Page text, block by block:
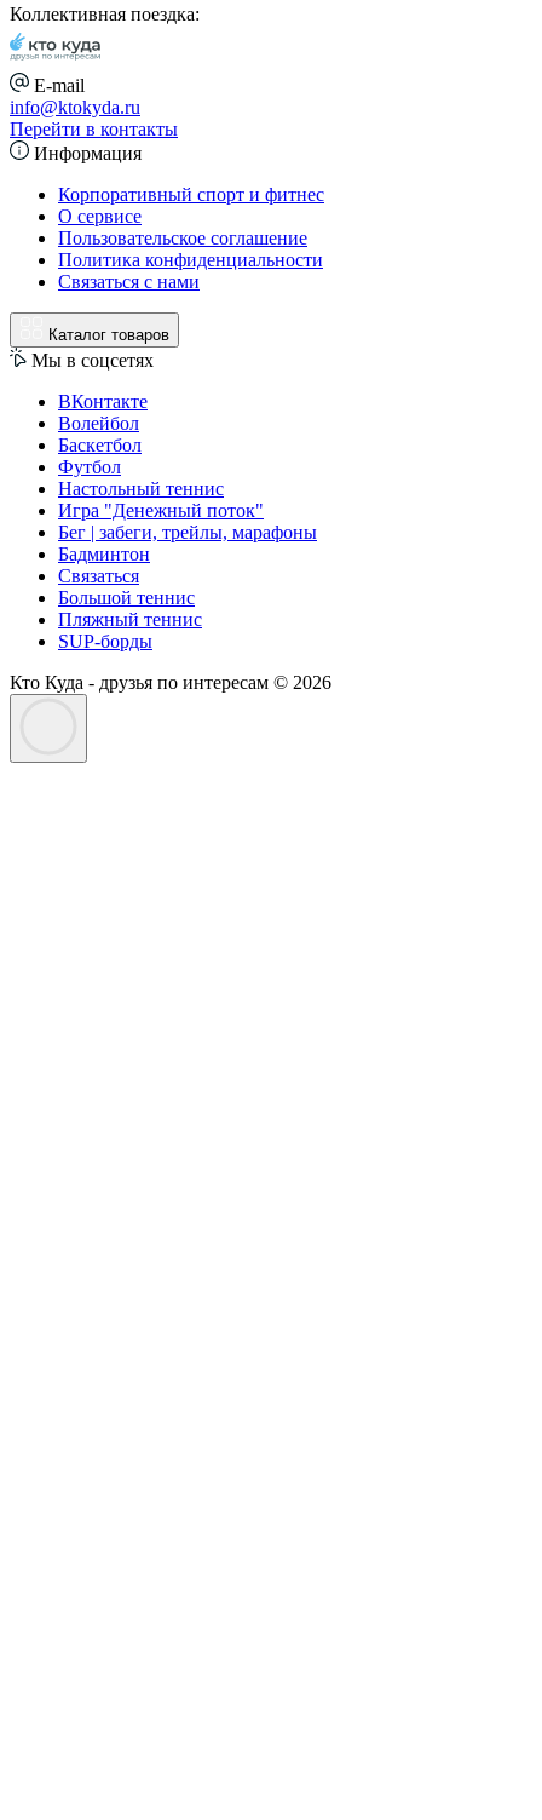
Коллективная поездка:
E-mail
info@ktokyda.ru
Перейти в контакты
Информация
Корпоративный спорт и фитнес
О сервисе
Пользовательское соглашение
Политика конфиденциальности
Связаться с нами
Каталог товаров
Мы в соцсетях
ВКонтакте
Волейбол
Баскетбол
Футбол
Настольный теннис
Игра "Денежный поток"
Бег | забеги, трейлы, марафоны
Бадминтон
Связаться
Большой теннис
Пляжный теннис
SUP-борды
Кто Куда - друзья по интересам © 2026